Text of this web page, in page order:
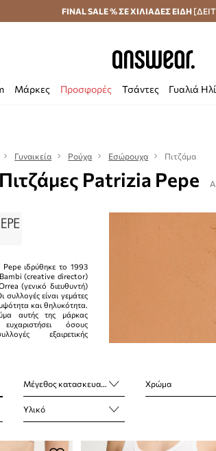
Αποστολή σε 24 ώρες Εξοικονομήστε
FINAL SALE % ΣΕ ΧΙΛΙΑΔΕΣ ΕΙΔΗ
Μάρκες Προσφορές Τσάντες Γυαλιά
Γυναικεία Ρούχα Εσώρουχα Πιτζάμα
Πιτζάμες Patrizia Pepe
ιδρύθηκε το 1993
(creative director)
(γενικό διευθυντή)
συλλογές είναι γεμάτες
και θηλυκότητα.
αυτής της μάρκας
όσους
εξαιρετικής
Μέγεθος κατασκευαστή Χρώμα
Υλικό